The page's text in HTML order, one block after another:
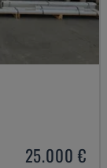
25.000 €